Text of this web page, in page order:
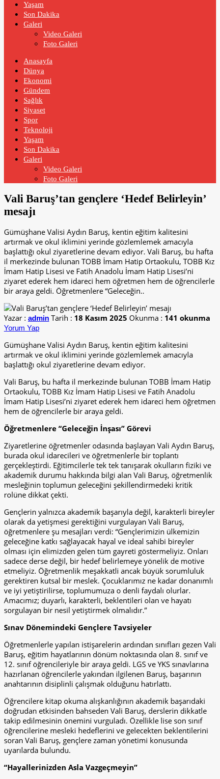
Yaşam
Son Dakika
Galeri
Video Galeri
Foto Galeri
Anasayfa
Dünya
Ekonomi
Gündem
Sağlık
Siyaset
Spor
Teknoloji
Yaşam
Son Dakika
Galeri
Video Galeri
Foto Galeri
Vali Baruş’tan gençlere ‘Hedef Belirleyin’
mesajı
Gümüşhane Valisi Aydın Baruş, kentin eğitim kalitesini
artırmak ve okul iklimini yerinde gözlemlemek amacıyla
başlattığı okul ziyaretlerine devam ediyor. Vali Baruş, bu hafta
il merkezinde bulunan TOBB İmam Hatip Ortaokulu, TOBB Kız
İmam Hatip Lisesi ve Fatih Anadolu İmam Hatip Lisesi’ni
ziyaret ederek hem idareci hem öğretmen hem de öğrencilerle
bir araya geldi. Öğretmenlere “Geleceğin..
Yazar : admin Tarih : 18 Kasım 2025 Okunma : 141 okunma
Yorum Yap
Gümüşhane Valisi Aydın Baruş, kentin eğitim kalitesini
artırmak ve okul iklimini yerinde gözlemlemek amacıyla
başlattığı okul ziyaretlerine devam ediyor.
Vali Baruş, bu hafta il merkezinde bulunan TOBB İmam Hatip
Ortaokulu, TOBB Kız İmam Hatip Lisesi ve Fatih Anadolu
İmam Hatip Lisesi’ni ziyaret ederek hem idareci hem öğretmen
hem de öğrencilerle bir araya geldi.
Öğretmenlere “Geleceğin İnşası” Görevi
Ziyaretlerine öğretmenler odasında başlayan Vali Aydın Baruş,
burada okul idarecileri ve öğretmenlerle bir toplantı
gerçekleştirdi. Eğitimcilerle tek tek tanışarak okulların fiziki ve
akademik durumu hakkında bilgi alan Vali Baruş, öğretmenlik
mesleğinin toplumun geleceğini şekillendirmedeki kritik
rolüne dikkat çekti.
Gençlerin yalnızca akademik başarıyla değil, karakterli bireyler
olarak da yetişmesi gerektiğini vurgulayan Vali Baruş,
öğretmenlere şu mesajları verdi: “Gençlerimizin ülkemizin
geleceğine katkı sağlayacak hayal ve ideal sahibi bireyler
olması için elimizden gelen tüm gayreti göstermeliyiz. Onları
sadece derse değil, bir hedef belirlemeye yönelik de motive
etmeliyiz. Öğretmenlik meşakkatli ancak büyük sorumluluk
gerektiren kutsal bir meslek. Çocuklarımız ne kadar donanımlı
ve iyi yetiştirilirse, toplumumuza o denli faydalı olurlar.
Amacımız; duyarlı, karakterli, beklentileri olan ve hayatı
sorgulayan bir nesil yetiştirmek olmalıdır.”
Sınav Dönemindeki Gençlere Tavsiyeler
Öğretmenlerle yapılan istişarelerin ardından sınıfları gezen Vali
Baruş, eğitim hayatlarının dönüm noktasında olan 8. sınıf ve
12. sınıf öğrencileriyle bir araya geldi. LGS ve YKS sınavlarına
hazırlanan öğrencilerle yakından ilgilenen Baruş, başarının
anahtarının disiplinli çalışmak olduğunu hatırlattı.
Öğrencilere kitap okuma alışkanlığının akademik başarıdaki
doğrudan etkisinden bahseden Vali Baruş, derslerin dikkatle
takip edilmesinin önemini vurguladı. Özellikle lise son sınıf
öğrencilerine mesleki hedeflerini ve gelecekten beklentilerini
soran Vali Baruş, gençlere zaman yönetimi konusunda
uyarılarda bulundu.
“Hayallerinizden Asla Vazgeçmeyin”